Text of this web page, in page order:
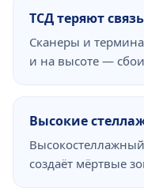
ТСД теряют связь
Сканеры и
и на высоте — сбои
Высокие
создаёт мёртвые